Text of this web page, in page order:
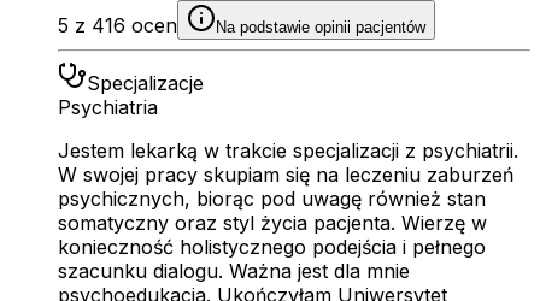
5 z 416 ocen Na podstawie opinii pacjentów
Specjalizacje
Psychiatria
Jestem lekarką w trakcie specjalizacji z psychiatrii.
W swojej pracy skupiam się na leczeniu zaburzeń
psychicznych, biorąc pod uwagę również stan
somatyczny oraz styl życia pacjenta. Wierzę w
konieczność holistycznego podejścia i pełnego
szacunku dialogu. Ważna jest dla mnie
psychoedukacja. Ukończyłam Uniwersytet